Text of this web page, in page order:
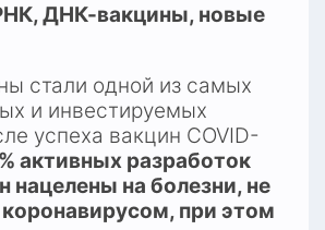
ДНК-вакцины, новые
стали одной из самых
и инвестируемых
успеха вакцин COVID-
активных разработок
нацелены на болезни, не
при этом